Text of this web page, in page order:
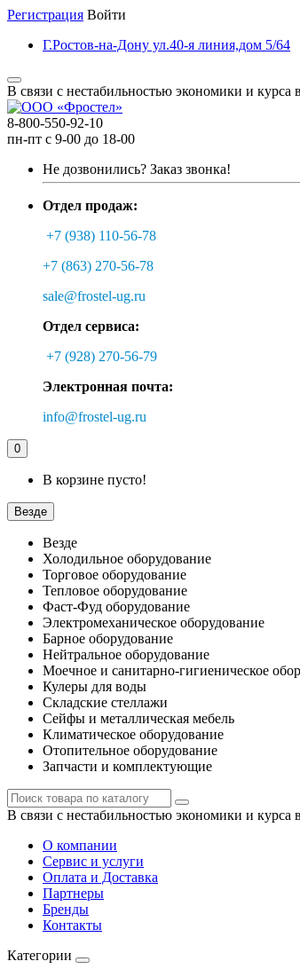
Регистрация Войти
Г.Ростов-на-Дону ул.40-я линия,дом 5/64
В связи с нестабильностью экономики и
8-800-550-92-10
пн-пт с 9-00 до 18-00
Не дозвонились? Заказ звонка!
Отдел продаж:
+7 (938) 110-56-78
+7 (863) 270-56-78
sale@frostel-ug.ru
Отдел сервиса:
+7 (928) 270-56-79
Электронная почта:
info@frostel-ug.ru
0
В корзине пусто!
Везде
Везде
Холодильное оборудование
Торговое оборудование
Тепловое оборудование
Фаст-Фуд оборудование
Электромеханическое оборудование
Барное оборудование
Нейтральное оборудование
Моечное и санитарно-гигиеническое
Кулеры для воды
Складские стеллажи
Сейфы и металлическая мебель
Климатическое оборудование
Отопительное оборудование
Запчасти и комплектующие
В связи с нестабильностью экономики и
О компании
Сервис и услуги
Оплата и Доставка
Партнеры
Бренды
Контакты
Категории